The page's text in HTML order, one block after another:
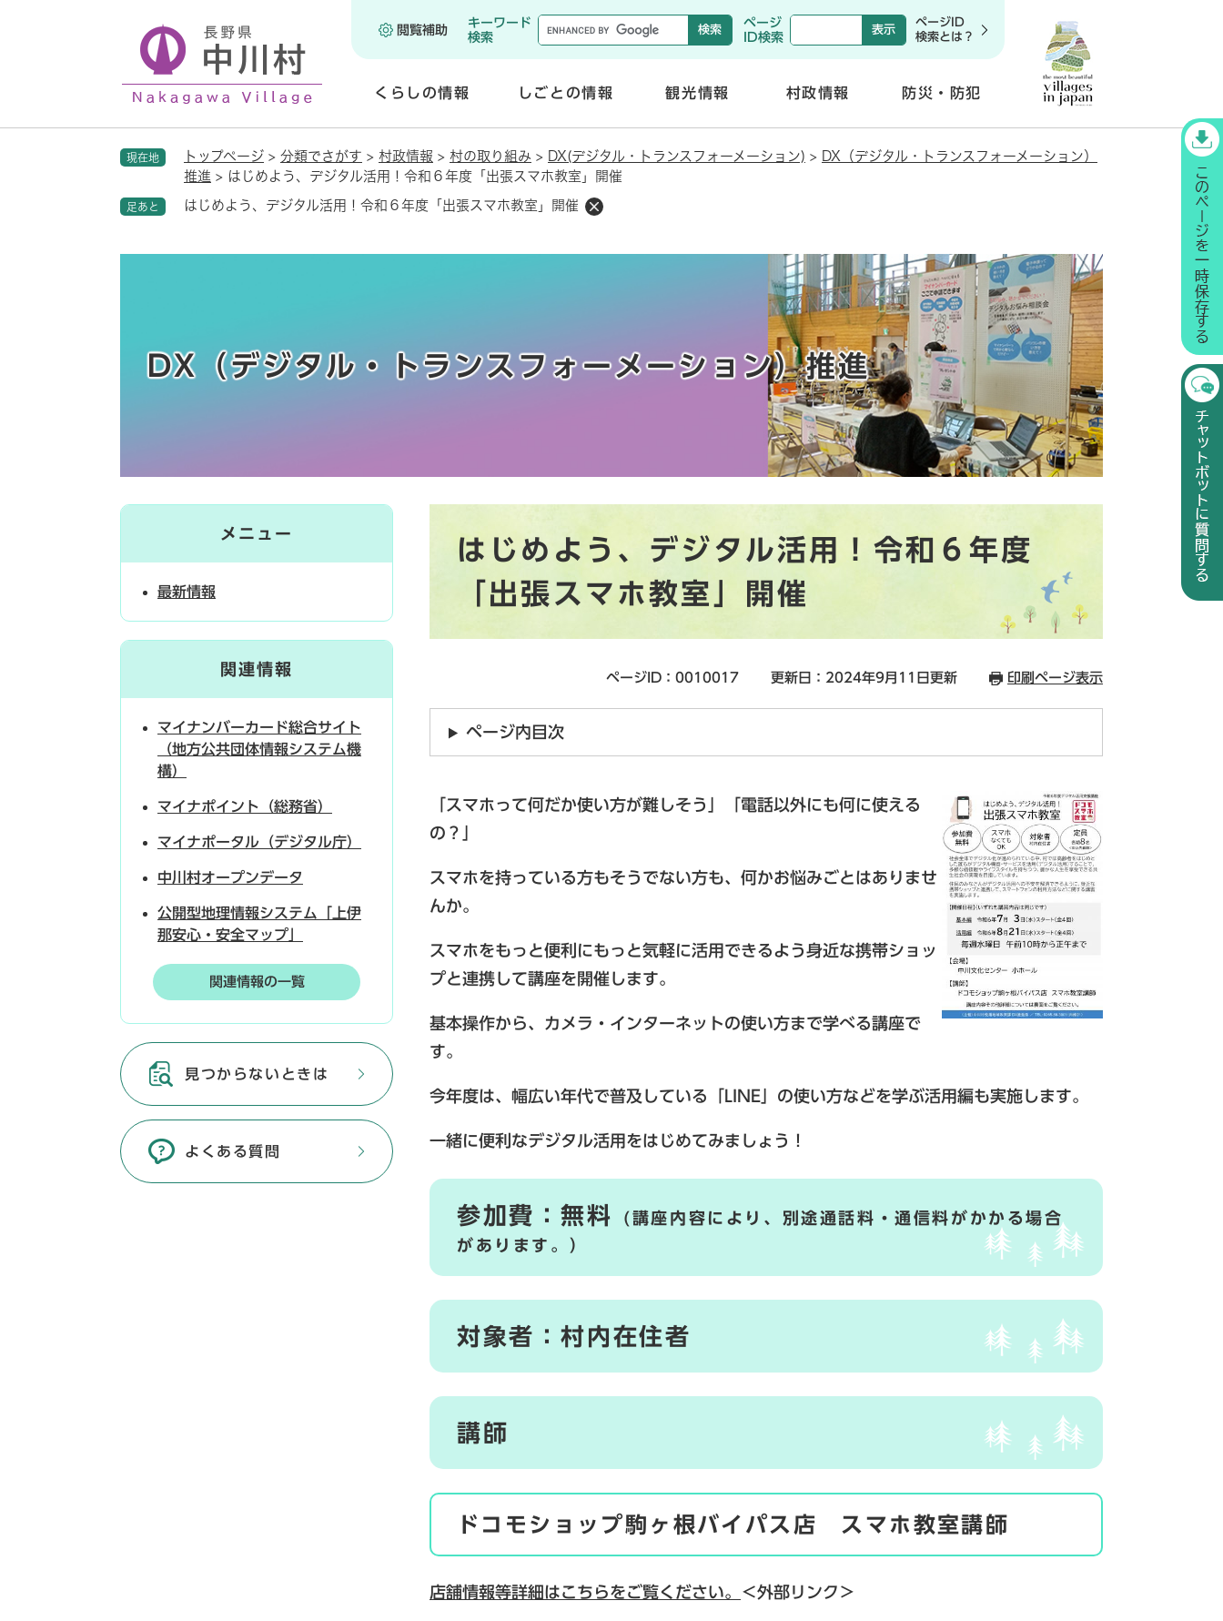
メニューを飛ばして本文へ
閲覧補助
キーワード
検索
ページ
ID検索
ページID
検索とは？
くらしの情報
く
しごとの情報
く
観光情報 村政情報
く
防災・防犯
く
現在地 トップページ > 分類でさがす > 村政情報 > 村の取り組み > DX(デジタル・トランスフォーメーション) >
DX（デジタル・トランスフォーメーション）
推進 > はじめよう、デジタル活用！令和６年度「出張スマホ教室」開催
足あと はじめよう、デジタル活用！令和６年度「出張スマホ教室」開催
DX（デジタル・トランスフォーメーション）推進
はじめよう、デジタル活用！令和６年度
「出張スマホ教室」開催
ページID：0010017 更新日：2024年9月11日更新 印刷ページ表示
ページ内目次
「スマホって何だか使い方が難しそう」「電話以外にも何に使える
の？」
スマホを持っている方もそうでない方も、何かお悩みごとはありませ
んか。
スマホをもっと便利にもっと気軽に活用できるよう身近な携帯ショッ
プと連携して講座を開催します。
基本操作から、カメラ・インターネットの使い方まで学べる講座で
す。
今年度は、幅広い年代で普及している「LINE」の使い方などを学ぶ活用編も実施します。
一緒に便利なデジタル活用をはじめてみましょう！
参加費：無料
(講座内容により、別途通話料・通信料がかかる場合
があります。）
対象者：村内在住者
講師
ドコモショップ駒ヶ根バイパス店 スマホ教室講師
店舗情報等詳細はこちらをご覧ください。 ＜外部リンク＞
メニュー
最新情報
関連情報
マイナンバーカード総合サイト
（地方公共団体情報システム機
構）
マイナポイント（総務省）
マイナポータル（デジタル庁）
中川村オープンデータ
公開型地理情報システム「上伊
那安心・安全マップ」
関連情報の一覧
見つからないときは
よくある質問